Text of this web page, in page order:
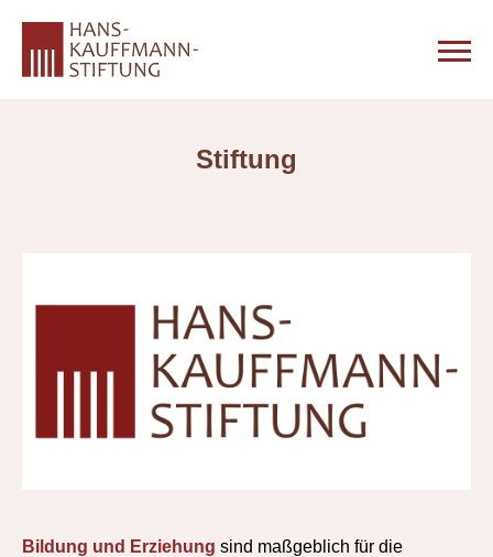
Stiftung
Bildung und Erziehung sind maßgeblich für die